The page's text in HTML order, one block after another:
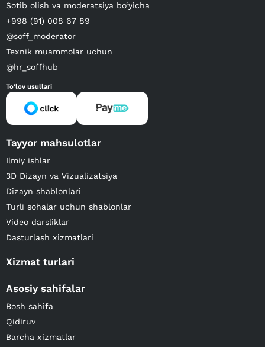
Sotib olish va moderatsiya bo‘yicha
+998 (91) 008 67 89
@soff_moderator
Texnik muammolar uchun
@hr_soffhub
To'lov usullari
Tayyor mahsulotlar
Ilmiy ishlar
3D Dizayn va Vizualizatsiya
Dizayn shablonlari
Turli sohalar uchun shablonlar
Video darsliklar
Dasturlash xizmatlari
Xizmat turlari
Asosiy sahifalar
Bosh sahifa
Qidiruv
Barcha xizmatlar